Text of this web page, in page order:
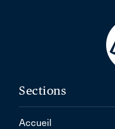
Sections
Accueil